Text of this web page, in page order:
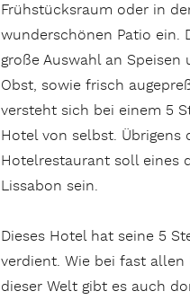
Frühstücksraum oder in
wunderschönen Patio ein.
große Auswahl an Speisen
Obst, sowie frisch
versteht sich bei einem 5
Hotel von selbst. Übrigens
Hotelrestaurant soll eines
Lissabon sein.
Dieses Hotel hat seine 5
verdient. Wie bei fast allen
dieser Welt gibt es auch